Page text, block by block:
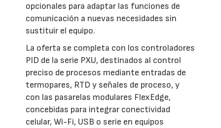
opcionales para adaptar las funciones de
comunicación a nuevas necesidades sin
sustituir el equipo.
La oferta se completa con los controladores
PID de la serie PXU, destinados al control
preciso de procesos mediante entradas de
termopares, RTD y señales de proceso, y
con las pasarelas modulares FlexEdge,
concebidas para integrar conectividad
celular, Wi-Fi, USB o serie en equipos